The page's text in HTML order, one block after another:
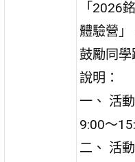
「2026
體驗營
鼓勵同學
說明：
一、 活
9:00～
二、 活